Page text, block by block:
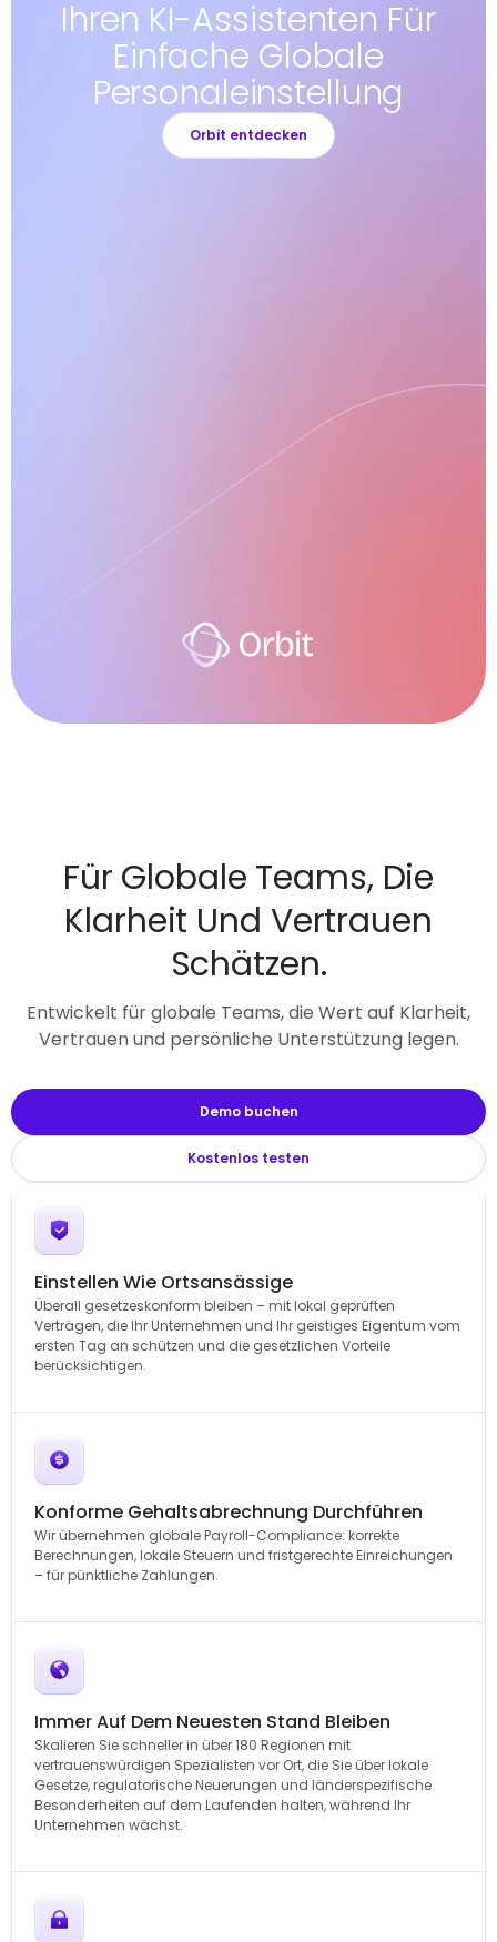
Ihren KI-Assistenten Für
Einfache Globale
Personaleinstellung
Orbit entdecken
Für Globale Teams, Die
Klarheit Und Vertrauen
Schätzen.
Entwickelt für globale Teams, die Wert auf Klarheit,
Vertrauen und persönliche Unterstützung legen.
Demo buchen
Kostenlos testen
Einstellen Wie Ortsansässige
Überall gesetzeskonform bleiben – mit lokal geprüften
Verträgen, die Ihr Unternehmen und Ihr geistiges Eigentum vom
ersten Tag an schützen und die gesetzlichen Vorteile
berücksichtigen.
Konforme Gehaltsabrechnung Durchführen
Wir übernehmen globale Payroll-Compliance: korrekte
Berechnungen, lokale Steuern und fristgerechte Einreichungen
– für pünktliche Zahlungen.
Immer Auf Dem Neuesten Stand Bleiben
Skalieren Sie schneller in über 180 Regionen mit
vertrauenswürdigen Spezialisten vor Ort, die Sie über lokale
Gesetze, regulatorische Neuerungen und länderspezifische
Besonderheiten auf dem Laufenden halten, während Ihr
Unternehmen wächst.